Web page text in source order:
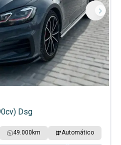
Dsg
49.000 km Automático